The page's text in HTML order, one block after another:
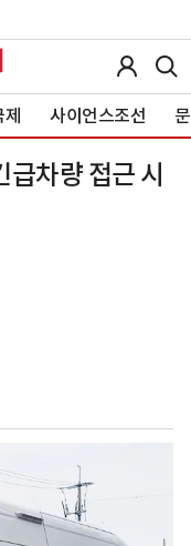
제 사이언스조선
차량 접근 시